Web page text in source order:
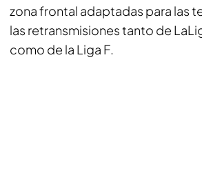
zona frontal adaptadas para las
las retransmisiones tanto de
como de la Liga F.